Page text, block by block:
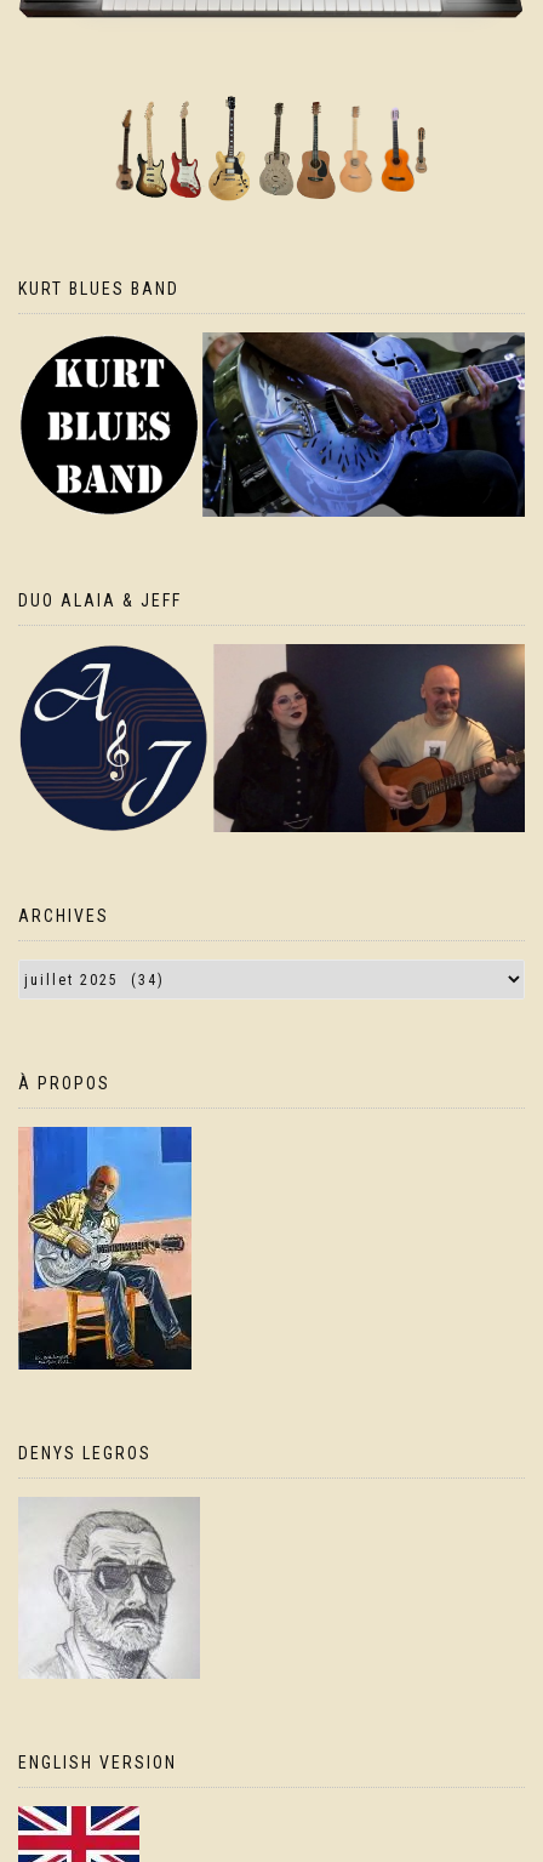
KURT BLUES BAND
DUO ALAIA & JEFF
ARCHIVES
À PROPOS
DENYS LEGROS
ENGLISH VERSION